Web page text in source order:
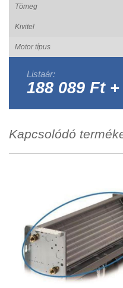
Tömeg
Kivitel
Motor típus
Listaár:
188 089 Ft
Kapcsolódó